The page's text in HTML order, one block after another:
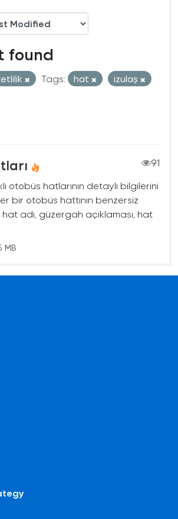
found
Tags: hat
izulaş
91
otobüs hatlarının detaylı bilgilerini
bir otobüs hattının benzersiz
hat adı, güzergah açıklaması, hat
MB